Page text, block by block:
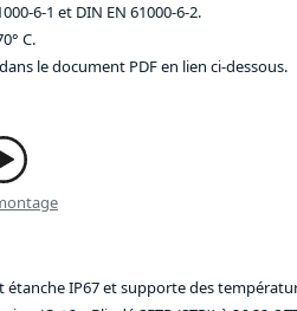
6-1 et DIN EN 61000-6-2.
C.
le document PDF en lien ci-dessous.
IP67 et supporte des